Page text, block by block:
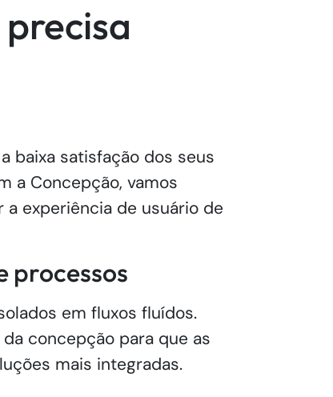
baixa satisfação dos seus
a Concepção, vamos
experiência de usuário de
processos
em fluxos fluídos.
concepção para que as
mais integradas.